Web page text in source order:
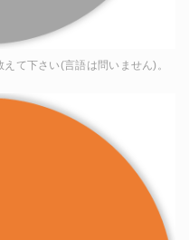
て下さい(言語は問いません)。